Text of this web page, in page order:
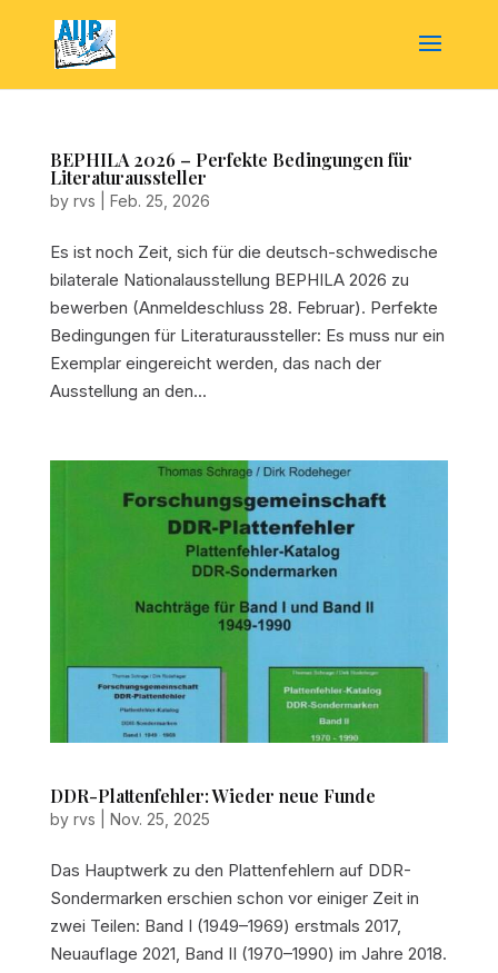
BEPHILA 2026 – Perfekte Bedingungen für
Literaturaussteller
by rvs Feb. 25, 2026
Es ist noch Zeit, sich für die deutsch-schwedische
bilaterale Nationalausstellung BEPHILA 2026 zu
bewerben (Anmeldeschluss 28. Februar). Perfekte
Bedingungen für Literaturaussteller: Es muss nur ein
Exemplar eingereicht werden, das nach der
Ausstellung an den...
DDR-Plattenfehler: Wieder neue Funde
by rvs Nov. 25, 2025
Das Hauptwerk zu den Plattenfehlern auf DDR-
Sondermarken erschien schon vor einiger Zeit in
zwei Teilen: Band I (1949–1969) erstmals 2017,
Neuauflage 2021, Band II (1970–1990) im Jahre 2018.